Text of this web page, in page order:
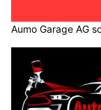
Aumo Garage AG